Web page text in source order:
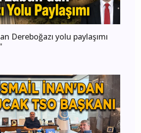
Dereboğazı yolu paylaşımı